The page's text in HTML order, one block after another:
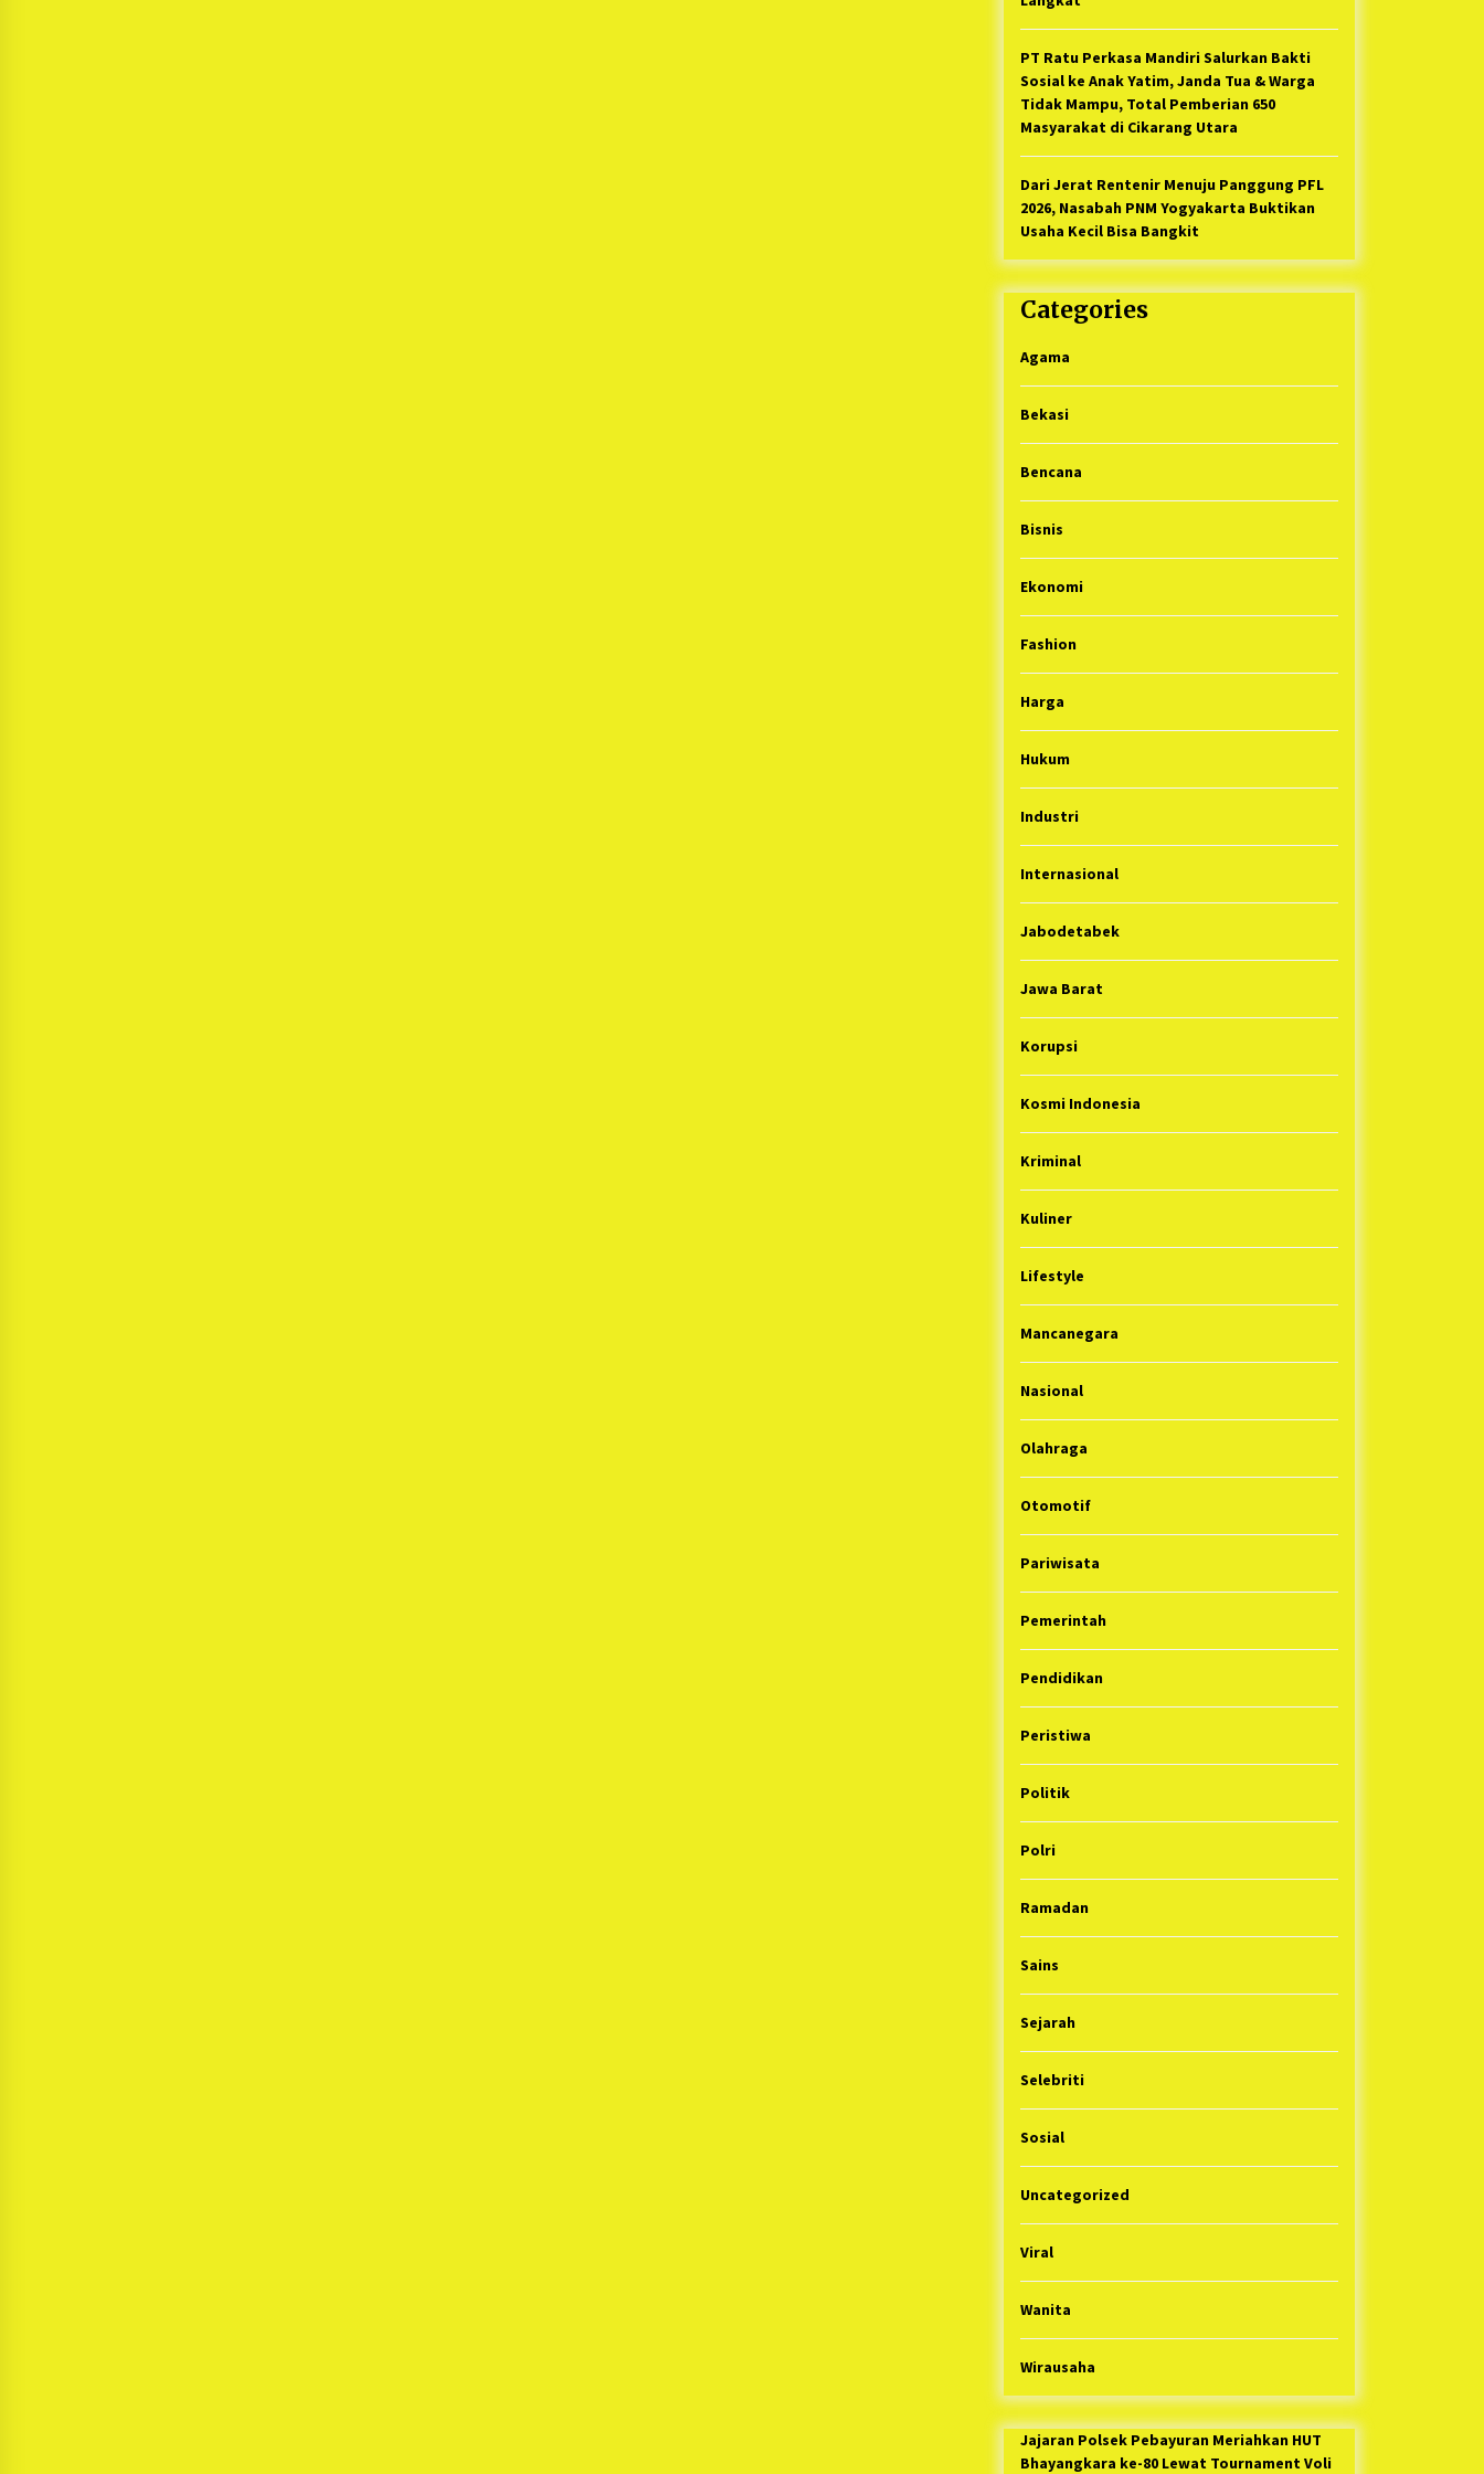
PT Ratu Perkasa Mandiri Salurkan Bakti
Sosial ke Anak Yatim, Janda Tua & Warga
Tidak Mampu, Total Pemberian 650
Masyarakat di Cikarang Utara
Dari Jerat Rentenir Menuju Panggung PFL
2026, Nasabah PNM Yogyakarta Buktikan
Usaha Kecil Bisa Bangkit
Categories
Agama
Bekasi
Bencana
Bisnis
Ekonomi
Fashion
Harga
Hukum
Industri
Internasional
Jabodetabek
Jawa Barat
Korupsi
Kosmi Indonesia
Kriminal
Kuliner
Lifestyle
Mancanegara
Nasional
Olahraga
Otomotif
Pariwisata
Pemerintah
Pendidikan
Peristiwa
Politik
Polri
Ramadan
Sains
Sejarah
Selebriti
Sosial
Uncategorized
Viral
Wanita
Wirausaha
Jajaran Polsek Pebayuran Meriahkan HUT
Bhayangkara ke-80 Lewat Tournament Voli